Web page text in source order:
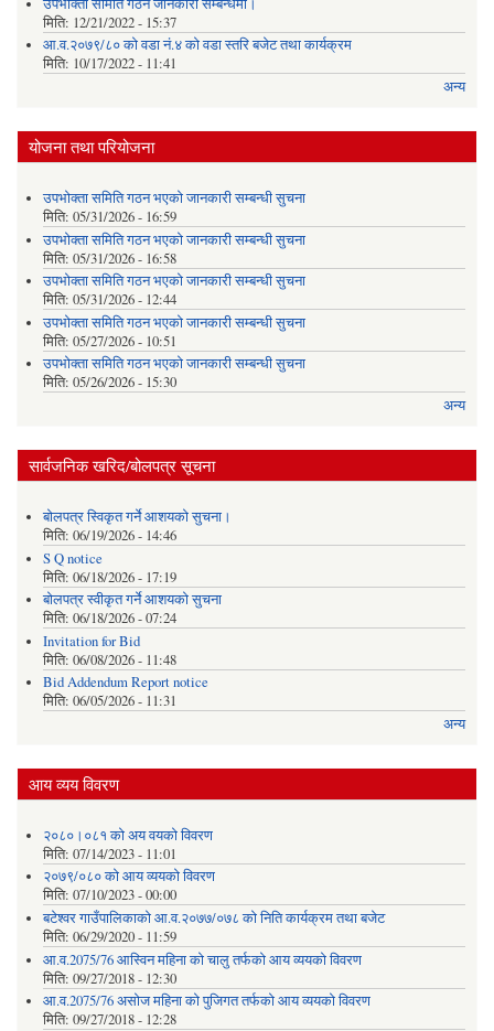
मिति: 12/21/2022 - 15:37
आ.व.२०७९/८० को वडा नं.४ को वडा स्तरि बजेट तथा कार्यक्रम
मिति: 10/17/2022 - 11:41
अन्य
योजना तथा परियोजना
उपभोक्ता समिति गठन भएको जानकारी सम्बन्धी सुचना
मिति: 05/31/2026 - 16:59
उपभोक्ता समिति गठन भएको जानकारी सम्बन्धी सुचना
मिति: 05/31/2026 - 16:58
उपभोक्ता समिति गठन भएको जानकारी सम्बन्धी सुचना
मिति: 05/31/2026 - 12:44
उपभोक्ता समिति गठन भएको जानकारी सम्बन्धी सुचना
मिति: 05/27/2026 - 10:51
उपभोक्ता समिति गठन भएको जानकारी सम्बन्धी सुचना
मिति: 05/26/2026 - 15:30
अन्य
सार्वजनिक खरिद/बोलपत्र सूचना
बोलपत्र स्विकृत गर्ने आशयको सुचना।
मिति: 06/19/2026 - 14:46
S Q notice
मिति: 06/18/2026 - 17:19
बोलपत्र स्वीकृत गर्ने आशयको सुचना
मिति: 06/18/2026 - 07:24
Invitation for Bid
मिति: 06/08/2026 - 11:48
Bid Addendum Report notice
मिति: 06/05/2026 - 11:31
अन्य
आय व्यय विवरण
२०८०।०८१ को अय वयको विवरण
मिति: 07/14/2023 - 11:01
२०७९/०८० को आय व्ययको विवरण
मिति: 07/10/2023 - 00:00
बटेश्वर गाउँपालिकाको आ.व.२०७७/०७८ को निति कार्यक्रम तथा बजेट
मिति: 06/29/2020 - 11:59
आ.व.2075/76 आस्विन महिना को चालु तर्फको आय व्ययको विवरण
मिति: 09/27/2018 - 12:30
आ.व.2075/76 असोज महिना को पुजिगत तर्फको आय व्ययको विवरण
मिति: 09/27/2018 - 12:28